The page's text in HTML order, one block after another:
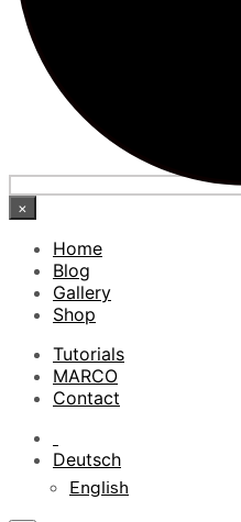
×
Home
Blog
Gallery
Shop
Tutorials
MARCO
Contact
Deutsch
English